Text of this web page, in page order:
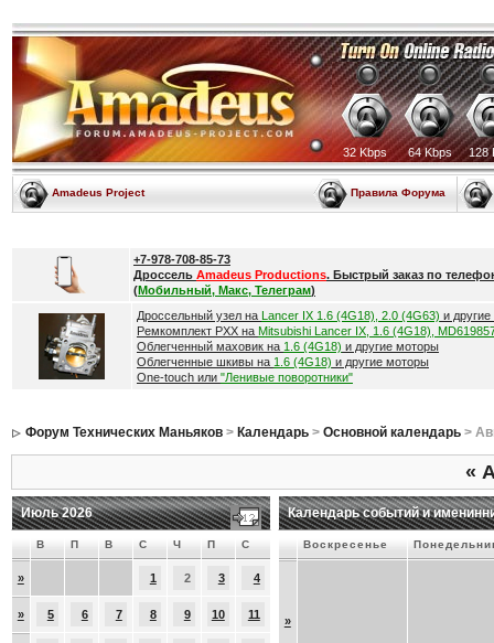
32 Kbps 64 Kbps 128
Amadeus Project Правила Форума
+7-978-708-85-73
Дроссель Amadeus Productions. Быстрый заказ по
(Мобильный, Макс, Телеграм)
Дроссельный узел на Lancer IX 1.6 (4G18), 2.0 (4G63) и
Ремкомплект РХХ на Mitsubishi Lancer IX, 1.6 (4G18),
Облегченный маховик на 1.6 (4G18) и другие моторы
Облегченные шкивы на 1.6 (4G18) и другие моторы
One-touch или "Ленивые поворотники"
Форум Технических Маньяков> Календарь> Основной календарь>
«
Июль 2026
В П В С Ч П С
» 1 2 3 4
» 5 6 7 8 9 10 11
Календарь событий и
Воскресенье
»